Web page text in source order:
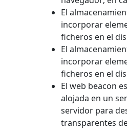
El
incorporar
ficheros en el
El
incorporar
ficheros en el
El web beacon
alojada en un
servidor para
transparentes